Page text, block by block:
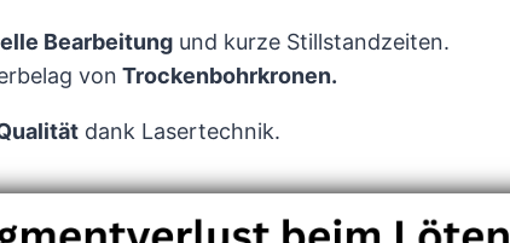
Bearbeitung und kurze Stillstandzeiten.
von Trockenbohrkronen.
dank Lasertechnik.